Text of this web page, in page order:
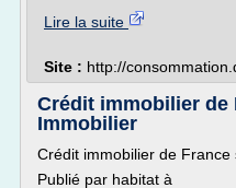
Lire la suite
Site : http://
Crédit immobilier de
Immobilier
Crédit immobilier de France
Publié par habitat à